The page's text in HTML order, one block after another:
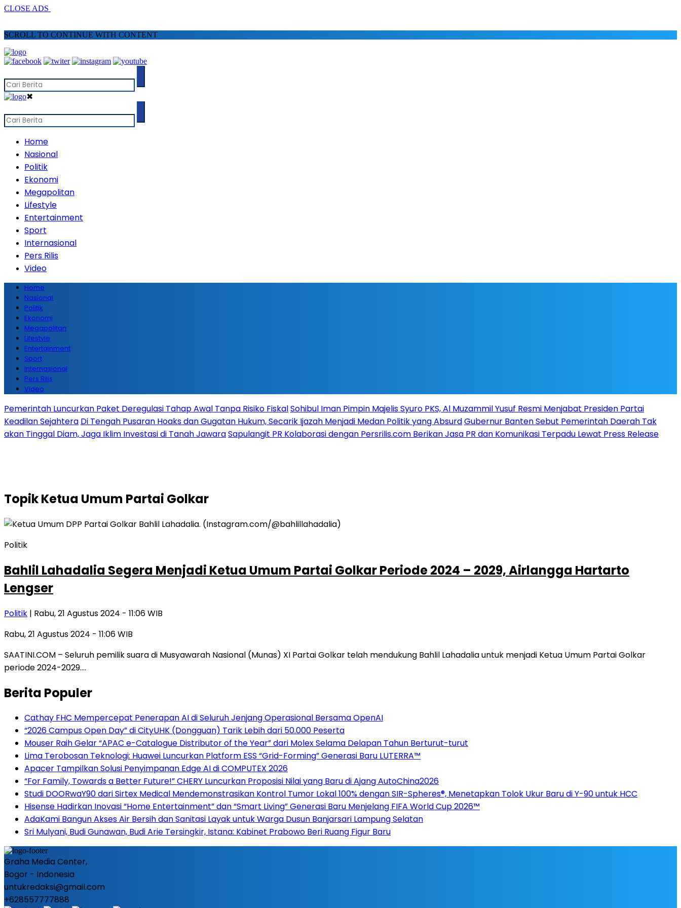
CLOSE ADS
SCROLL TO CONTINUE WITH CONTENT
✖
Home
Nasional
Politik
Ekonomi
Megapolitan
Lifestyle
Entertainment
Sport
Internasional
Pers Rilis
Video
Home
Nasional
Politik
Ekonomi
Megapolitan
Lifestyle
Entertainment
Sport
Internasional
Pers Rilis
Video
Pemerintah Luncurkan Paket Deregulasi Tahap Awal Tanpa Risiko FiskalSohibul Iman Pimpin Majelis Syuro PKS, Al Muzammil Yusuf Resmi Menjabat Presiden Partai
Keadilan Sejahtera Di Tengah Pusaran Hoaks dan Gugatan Hukum, Secarik Ijazah Menjadi Medan Politik yang AbsurdGubernur Banten Sebut Pemerintah Daerah Tak
akan Tinggal Diam, Jaga Iklim Investasi di Tanah JawaraSapulangit PR Kolaborasi dengan Persrilis.com Berikan Jasa PR dan Komunikasi Terpadu Lewat Press Release
TopikKetua Umum Partai Golkar
Politik
Bahlil Lahadalia Segera Menjadi Ketua Umum Partai Golkar Periode 2024 – 2029, Airlangga Hartarto
Lengser
Politik | Rabu, 21 Agustus 2024 - 11:06 WIB
Rabu, 21 Agustus 2024 - 11:06 WIB
SAATINI.COM – Seluruh pemilik suara di Musyawarah Nasional (Munas) XI Partai Golkar telah mendukung Bahlil Lahadalia untuk menjadi Ketua Umum Partai Golkar
periode 2024-2029….
Berita Populer
Cathay FHC Mempercepat Penerapan AI di Seluruh Jenjang Operasional Bersama OpenAI
“2026 Campus Open Day” di CityUHK (Dongguan) Tarik Lebih dari 50.000 Peserta
Mouser Raih Gelar “APAC e-Catalogue Distributor of the Year” dari Molex Selama Delapan Tahun Berturut-turut
Lima Terobosan Teknologi: Huawei Luncurkan Platform ESS “Grid-Forming” Generasi Baru LUTERRA™
Apacer Tampilkan Solusi Penyimpanan Edge AI di COMPUTEX 2026
“For Family, Towards a Better Future!” CHERY Luncurkan Proposisi Nilai yang Baru di Ajang AutoChina2026
Studi DOORwaY90 dari Sirtex Medical Mendemonstrasikan Kontrol Tumor Lokal 100% dengan SIR-Spheres®, Menetapkan Tolok Ukur Baru di Y-90 untuk HCC
Hisense Hadirkan Inovasi “Home Entertainment” dan “Smart Living” Generasi Baru Menjelang FIFA World Cup 2026™
AdaKami Bangun Akses Air Bersih dan Sanitasi Layak untuk Warga Dusun Banjarsari Lampung Selatan
Sri Mulyani, Budi Gunawan, Budi Arie Tersingkir, Istana: Kabinet Prabowo Beri Ruang Figur Baru
Graha Media Center,
Bogor - Indonesia
untukredaksi@gmail.com
+628557777888